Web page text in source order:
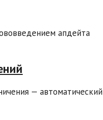
апдейта
— автоматический